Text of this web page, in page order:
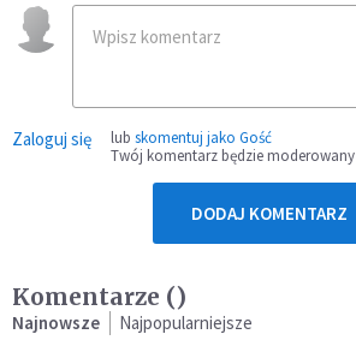
Zaloguj się lub skomentuj jako Gość
Twój komentarz będzie moderowany
DODAJ KOMENTARZ
Komentarze ()
Najnowsze Najpopularniejsze